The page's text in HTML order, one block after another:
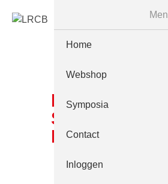
M 20211404
Symposium
Header V04
Home
Webshop
Symposia
Contact
Inloggen